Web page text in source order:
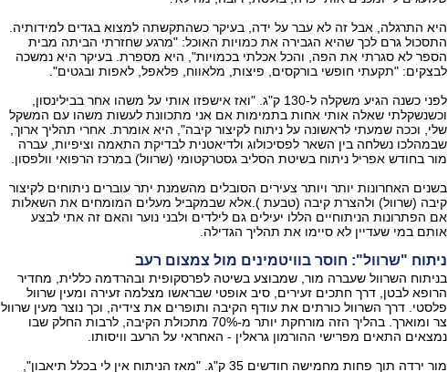
היא התרגלה, אבל זה לא עבר על ידה, בעיקר כשהתקשתה למצוא בגדים למידותיה.
התסכול גרם לכך שהיא הגבירה את כמויות האוכל: "מרגע שחזרתי הביתה מבית
הספר לא סגרתי את הפה, והכל אכלתי בכמויות‭,"‬ היא מספרת. בעיקר היא נמשכה
לבצקים: "תקעתי חופשי בורקסים, פיצות, מלאווח, פלאפל, לאפות ובגטים‭."‬
לפני כשנה הגיע משקלה ל‭130-‬ ק"ג. "ואז אישפזו אותי על משהו אחר בבילינסון,
וכשנשקלתי שאלה אותי אחות בתמימות אם אני מתכוונת לעשות משהו עם המשקל
שלי, וככה שמעתי לראשונה על ניתוח לקיצור קיבה‭,"‬ היא אומרת. אחרי תהליך ארוך,
שבמהלכו נשלחה בין השאר לפסיכולוג ולדיאטנית לבדיקת התאמה וציפיות, עברה
מור בחודש אפריל ניתוח בשיטת הסליב גסטרקטומי (שרוול) במרכז הרפואי וולפסון.
בשנים האחרונות יותר ויותר צעירים הסובלים מהשמנת יתר עוברים ניתוחים לקיצור
קיבה (שרוול) ולהצרת קיבה (טבעת‭.( ‬אלא שבמקביל מעלים המומחים את השאלות
אם הפתרונות הניתוחיים הללו יעילים גם לילדים ולבני נוער והאם זה אתי לבצע
אותם במי שעדיין לא סיימו את תהליך הגדילה.
ניתוח "שרוול‭:"‬ חוסר בוויטמינים מול צמצום רעב
בניתוח השרוול שעברה מור, שמבוצע בשיטה לפרסקופית ובהרדמה כללית, מחדיר
הרופא לבטן, דרך חתכים זעירים, סיב אופטי שבראשו מצלמה זעירה ומעין שרוול
פלסטי. דרך השרוול כורתים את עודף הקיבה ותופרים את צידיה, וכך נוצר מעין שרוול
צר ומוארך. בהליך הזה מורחקת יותר מ‭70%-‬ מתכולת הקיבה, לרבות החלק שבו
נמצאים התאים מפרישי ההורמון גראלין - האחראי על הרעב וויסותו.